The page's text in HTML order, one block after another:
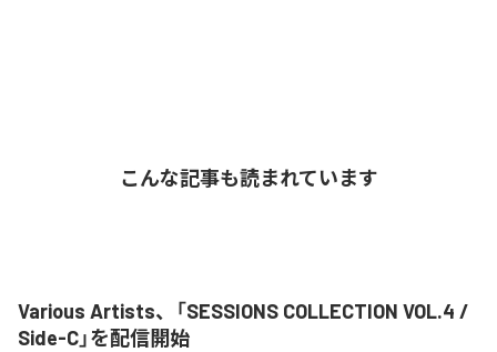
こんな記事も読まれています
Various Artists、「SESSIONS COLLECTION VOL.4 /
Side-C」を配信開始